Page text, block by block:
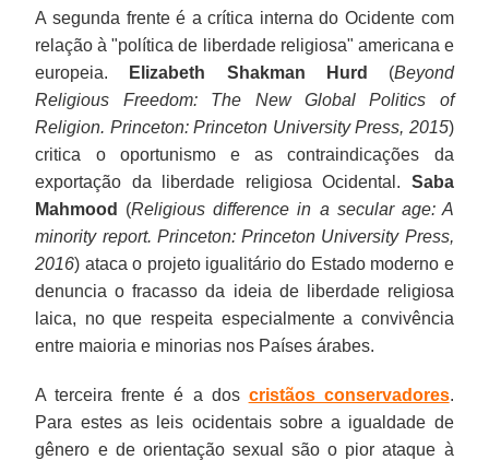
A segunda frente é a crítica interna do Ocidente com
relação à "política de liberdade religiosa" americana e
europeia.
Elizabeth Shakman Hurd (Beyond
Religious Freedom: The New Global Politics of
Religion. Princeton: Princeton University Press, 2015)
critica o oportunismo e as contraindicações da
exportação da liberdade religiosa Ocidental. Saba
Mahmood
(Religious difference in a secular age: A
minority report. Princeton: Princeton University Press,
2016) ataca o projeto igualitário do Estado moderno e
denuncia o fracasso da ideia de liberdade religiosa
laica, no que respeita especialmente a convivência
entre maioria e minorias nos Países árabes.
A terceira frente é a dos cristãos conservadores.
Para estes as leis ocidentais sobre a igualdade de
gênero e de orientação sexual são o pior ataque à